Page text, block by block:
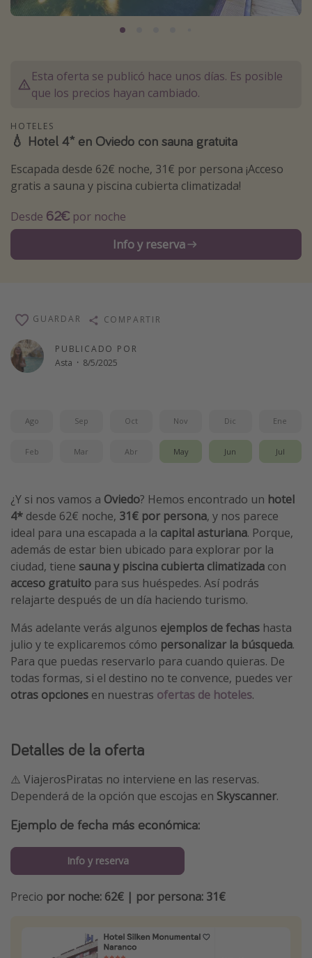
Marruecos
Tailandia
Albania
Inspiración para viajes
Camping
Glamping
Viajar sola como mujer
Vacaciones de Playa
Viajes para singles
Escapadas románticas
Más temas
Cruceros por el Mediterráneo
Guía de equipaje de mano
Parques de atracciones
Viaja con musicales
El Rey León el musical
Harry Potter en Londres y otros destinos
Eventos deportivos
Esta oferta se publicó hace unos días. Es posible
que los precios hayan cambiado.
HOTELES
💧 Hotel 4* en Oviedo con sauna gratuita
Escapada desde 62€ noche, 31€ por persona ¡Acceso
gratis a sauna y piscina cubierta climatizada!
Desde 62€ por noche
Info y reserva
PUBLICADO POR
Asta · 8/5/2025
GUARDAR COMPARTIR
Ago Sep Oct Nov Dic Ene
Feb Mar Abr May Jun Jul
¿Y si nos vamos a Oviedo? Hemos encontrado un hotel
4* desde 62€ noche, 31€ por persona, y nos parece
ideal para una escapada a la capital asturiana. Porque,
además de estar bien ubicado para explorar por la
ciudad, tiene sauna y piscina cubierta climatizada con
acceso gratuito para sus huéspedes. Así podrás
relajarte después de un día haciendo turismo.
Más adelante verás algunos ejemplos de fechas hasta
julio y te explicaremos cómo personalizar la búsqueda.
Para que puedas reservarlo para cuando quieras. De
todas formas, si el destino no te convence, puedes ver
otras opciones en nuestras ofertas de hoteles.
Detalles de la oferta
⚠️ ViajerosPiratas no interviene en las reservas.
Dependerá de la opción que escojas en Skyscanner.
Ejemplo de fecha más económica:
Info y reserva
Precio por noche: 62€ | por persona: 31€